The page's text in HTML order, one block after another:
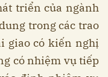
triển của ngành
trong các trao
giao có kiến nghị
có nhiệm vụ tiếp